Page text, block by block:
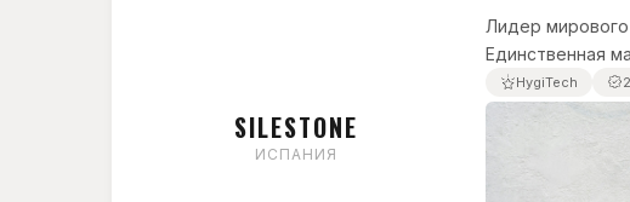
SILESTONE
ИСПАНИЯ
Лидер
Единственная
HygiTech